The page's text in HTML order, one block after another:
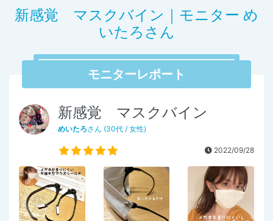
新感覚 マスクバイン｜モニター め
いたろさん
モニターレポート
新感覚 マスクバイン
めいたろさん (30代 / 女性)
2022/09/28